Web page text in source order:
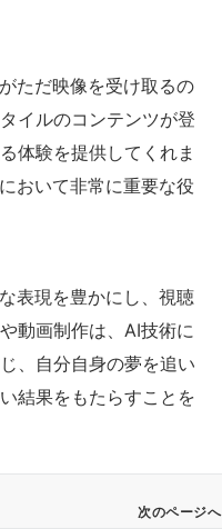
ただ映像を受け取るの
イルのコンテンツが登
体験を提供してくれま
おいて非常に重要な役
表現を豊かにし、視聴
動画制作は、AI技術に
、自分自身の夢を追い
結果をもたらすことを
次のページへ